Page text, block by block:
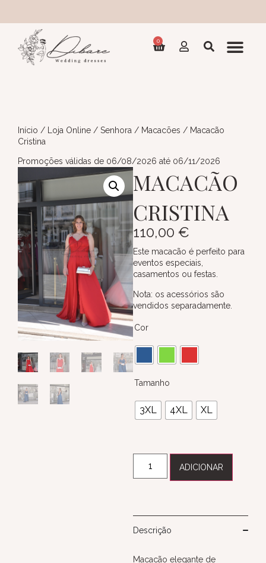
0
Início / Loja Online / Senhora / Macacões / Macacão
Cristina
Promoções válidas de 06/08/2026 até 06/11/2026
MACACÃO
CRISTINA
110,00 €
Este macacão é perfeito para
eventos especiais,
casamentos ou festas.
Nota: os acessórios são
vendidos separadamente.
Cor
Tamanho
3XL 4XL XL
ADICIONAR
Descrição
Macacão elegante de